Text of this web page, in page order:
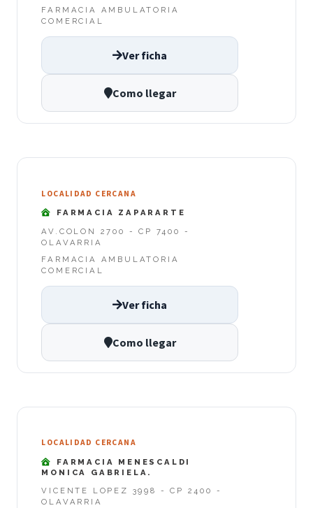
FARMACIA AMBULATORIA
COMERCIAL
Ver ficha
Como llegar
LOCALIDAD CERCANA
FARMACIA ZAPARARTE
AV.COLON 2700 - CP 7400 -
OLAVARRIA
FARMACIA AMBULATORIA
COMERCIAL
Ver ficha
Como llegar
LOCALIDAD CERCANA
FARMACIA MENESCALDI
MONICA GABRIELA.
VICENTE LOPEZ 3998 - CP 2400 -
OLAVARRIA